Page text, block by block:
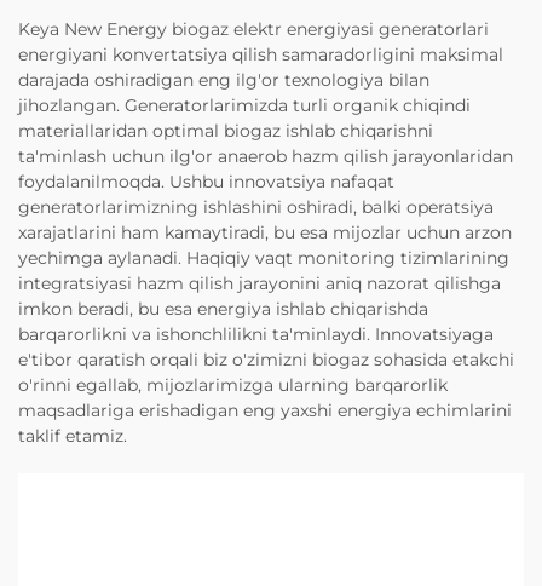
Keya New Energy biogaz elektr energiyasi generatorlari
energiyani konvertatsiya qilish samaradorligini maksimal
darajada oshiradigan eng ilg'or texnologiya bilan
jihozlangan. Generatorlarimizda turli organik chiqindi
materiallaridan optimal biogaz ishlab chiqarishni
ta'minlash uchun ilg'or anaerob hazm qilish jarayonlaridan
foydalanilmoqda. Ushbu innovatsiya nafaqat
generatorlarimizning ishlashini oshiradi, balki operatsiya
xarajatlarini ham kamaytiradi, bu esa mijozlar uchun arzon
yechimga aylanadi. Haqiqiy vaqt monitoring tizimlarining
integratsiyasi hazm qilish jarayonini aniq nazorat qilishga
imkon beradi, bu esa energiya ishlab chiqarishda
barqarorlikni va ishonchlilikni ta'minlaydi. Innovatsiyaga
e'tibor qaratish orqali biz o'zimizni biogaz sohasida etakchi
o'rinni egallab, mijozlarimizga ularning barqarorlik
maqsadlariga erishadigan eng yaxshi energiya echimlarini
taklif etamiz.